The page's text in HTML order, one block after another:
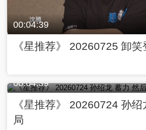
00:04:39
《星推荐》 20260725 卸
00:04:39
《星推荐》 20260724 孙
局